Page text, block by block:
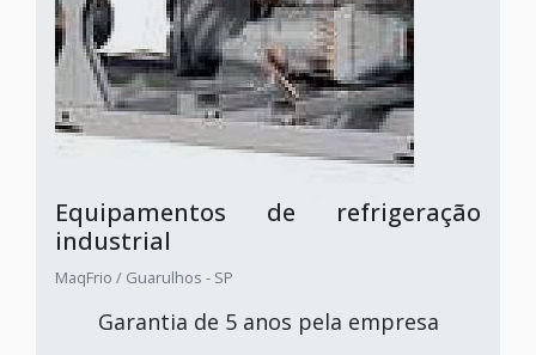
Equipamentos de refrigeração
industrial
MaqFrio / Guarulhos - SP
Garantia de 5 anos pela empresa